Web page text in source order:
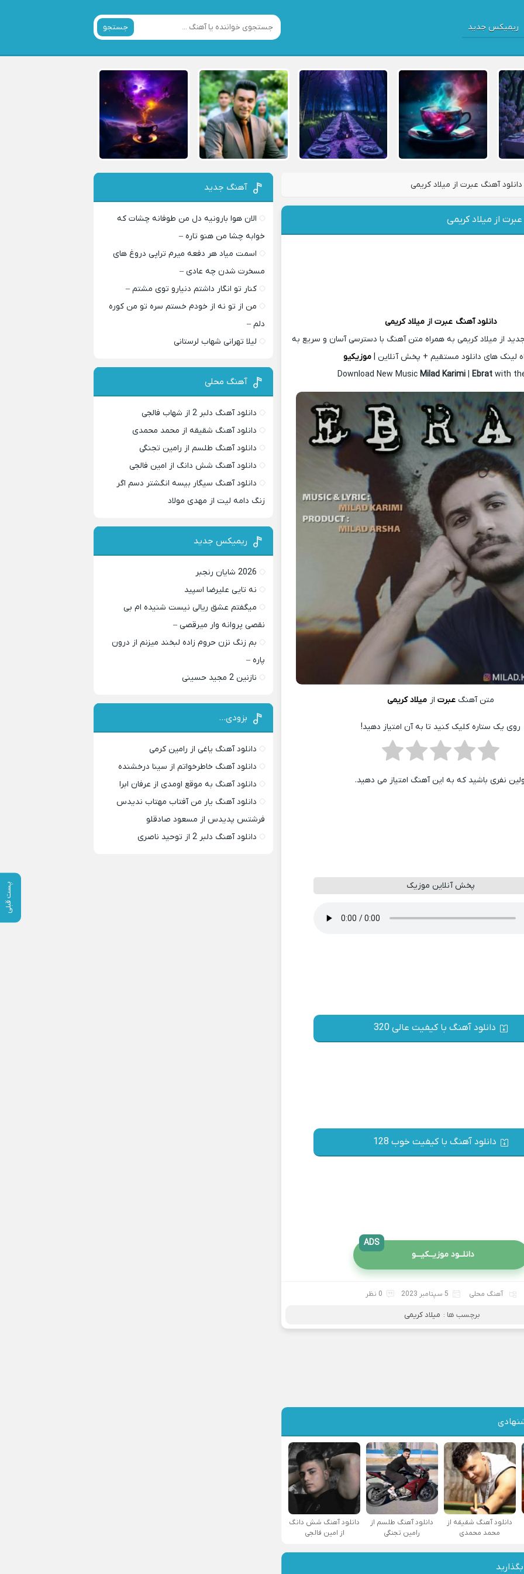
ریمیکس جدید جستجو
دانلود آهنگ عبرت از میلاد کریمی
پست قبلی
از میلاد کریمی
دانلود آهنگ عبرت ازمیلاد کریمی
از میلاد کریمی به همراه متن آهنگ با دسترسی آسان و سریع به
لینک های دانلود مستقیم + پخش آنلاین |موزیکیو
Download New Music Milad Karimi| Ebrat with
متن آهنگ عبرت از میلاد کریمی
روی یک ستاره کلیک کنید تا به آن امتیاز دهید!
نفری باشید که به این آهنگ امتیاز می دهید.
پخش آنلاین موزیک
دانلود آهنگ با کیفیت عالی 320
دانلود آهنگ با کیفیت خوب 128
دانلــود موزیــکیـــو
ADS
آهنگ محلی 5 سپتامبر 2023 0 نظر
برچسب ها : میلاد کریمی
دانلود آهنگ شقیقه از
محمد محمدی
دانلود آهنگ طلسم از
رامین تجنگی
دانلود آهنگ شش دانگ
از امین فالجی
آهنگ جدید
الان هوا بارونیه دل من طوفانه چشات که
خوابه چشا من هنو تاره –
اسمت میاد هر دفعه میرم تراپی دروغ‌ های
مسخرت شدن چه عادی –
کنار تو انگار داشتم دنیارو توی مشتم –
من از تو نه از خودم خستم سره تو من کوره
دلم –
لیلا تهرانی شهاب لرستانی
آهنگ محلی
دانلود آهنگ دلبر 2 از شهاب فالجی
دانلود آهنگ شقیقه از محمد محمدی
دانلود آهنگ طلسم از رامین تجنگی
دانلود آهنگ شش دانگ از امین فالجی
دانلود آهنگ سیگار بیسه انگشتر دسم اگر
زنگ دامه لیت از مهدی مولاد
ریمیکس جدید
2026 شایان رنجبر
نه تایی علیرضا اسپید
میگفتم عشق ریالی نیست شنیده ام بی
نقصی پروانه وار میرقصی –
بم زنگ نزن حروم زاده لبخند میزنم از درون
پاره –
نازنین 2 مجید حسینی
بزودی…
دانلود آهنگ یاغی از رامین کرمی
دانلود آهنگ خاطرخواتم از سینا درخشنده
دانلود آهنگ به موقع اومدی از عرفان ابرا
دانلود آهنگ یار من آفتاب مهتاب ندیدس
فرشتس پدیدس از مسعود صادقلو
دانلود آهنگ دلبر 2 از توحید ناصری